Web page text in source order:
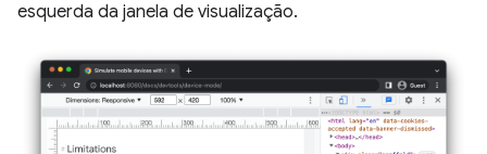
esquerda da janela de visualização.